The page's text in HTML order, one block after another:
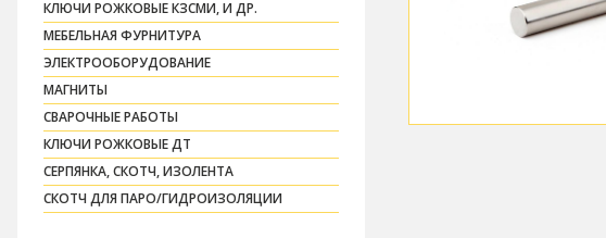
КЛЮЧИ РОЖКОВЫЕ КЗСМИ, И ДР.
МЕБЕЛЬНАЯ ФУРНИТУРА
ЭЛЕКТРООБОРУДОВАНИЕ
МАГНИТЫ
СВАРОЧНЫЕ РАБОТЫ
КЛЮЧИ РОЖКОВЫЕ ДТ
СЕРПЯНКА, СКОТЧ, ИЗОЛЕНТА
СКОТЧ ДЛЯ ПАРО/ГИДРОИЗОЛЯЦИИ